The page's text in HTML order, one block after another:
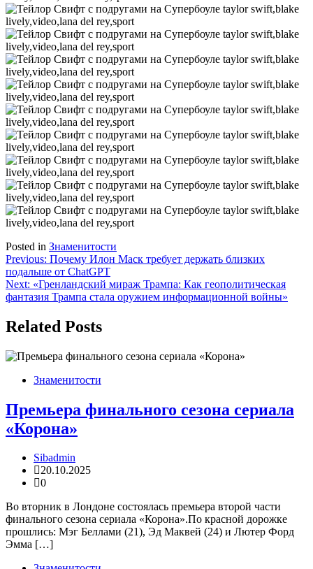
Posted in Знаменитости
Навигация
по
записям
Previous: Почему Илон Маск требует держать близких
подальше от ChatGPT
Next: «Гренландский мираж Трампа: Как геополитическая
фантазия Трампа стала оружием информационной войны»
Related Posts
Знаменитости
Премьера финального сезона сериала
«Корона»
Sibadmin
20.10.2025
0
Во вторник в Лондоне состоялась премьера второй части
финального сезона сериала «Корона».По красной дорожке
прошлись: ️Мэг Беллами (21), Эд Маквей (24) и Лютер Форд
️Эмма […]